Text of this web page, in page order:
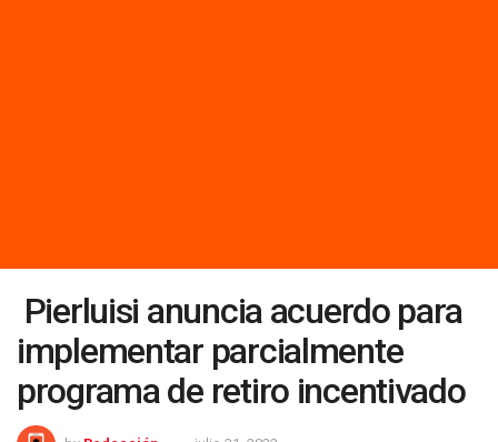
Pierluisi anuncia acuerdo para
implementar parcialmente
programa de retiro incentivado